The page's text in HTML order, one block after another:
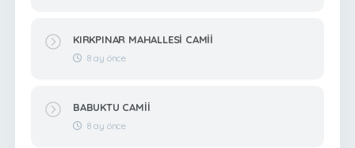
KIRKPINAR MAHALLESİ CAMİİ
8 ay önce
BABUKTU CAMİİ
8 ay önce